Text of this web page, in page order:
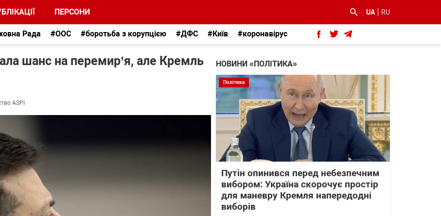
ПЕРСОНИ UA RU
Рада #ООС #боротьба з корупцією #ДФС #Київ #коронавірус
шанс на перемир’я, але Кремль
ASPI
НОВИНИ «ПОЛІТИКА»
Політика
Путін опинився перед небезпечним
вибором: Україна скорочує простір
для маневру Кремля напередодні
виборів